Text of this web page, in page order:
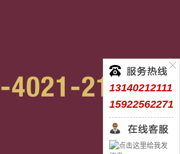
13140212111
15922562271